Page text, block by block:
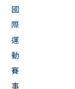
國
際
運
動
賽
事